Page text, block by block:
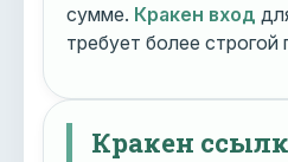
сумме. Кракен вход
требует более строгой
Кракен